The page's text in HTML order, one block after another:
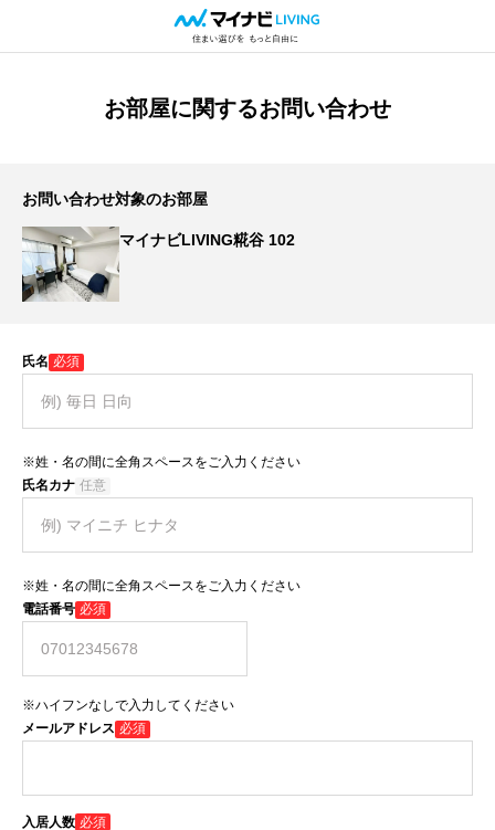
お部屋に関するお問い合わせ
お問い合わせ対象のお部屋
マイナビLIVING糀谷 102
氏名 必須
※姓・名の間に全角スペースをご入力ください
氏名カナ 任意
※姓・名の間に全角スペースをご入力ください
電話番号 必須
※ハイフンなしで入力してください
メールアドレス 必須
入居人数 必須